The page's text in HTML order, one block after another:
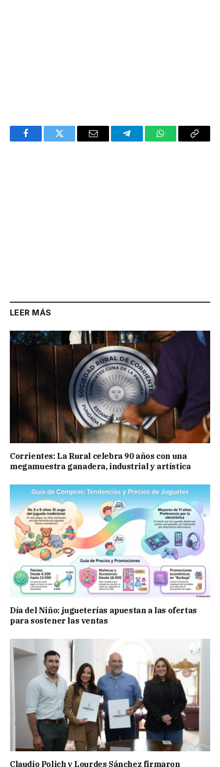
FacebookTwitter Email TelegramWhatsAppCopy
LEER MÁS
Corrientes: La Rural celebra 90 años con una
megamuestra ganadera, industrial y artística
Día del Niño: jugueterías apuestan a las ofertas
para sostener las ventas
Claudio Polich y Lourdes Sánchez firmaron